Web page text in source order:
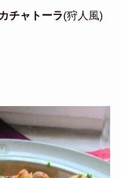
チャトーラ(狩人風)